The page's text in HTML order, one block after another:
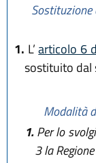
Sostituzione
1. L’articolo 6
sostituito dal
Modalità
1.Per lo
3 la